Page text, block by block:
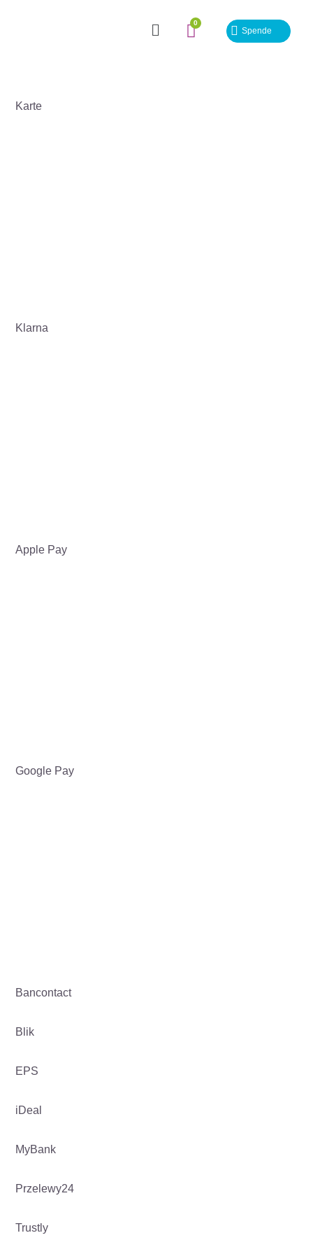
Spende
Karte
Klarna
Apple Pay
Google Pay
Bancontact
Blik
EPS
iDeal
MyBank
Przelewy24
Trustly